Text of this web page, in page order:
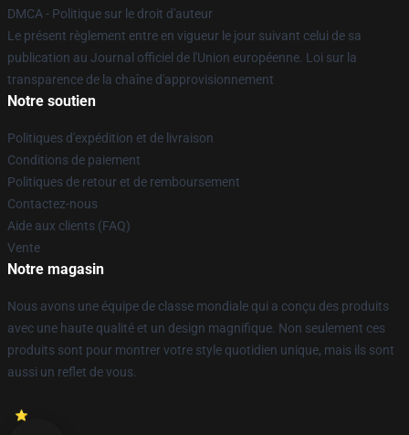
DMCA - Politique sur le droit d'auteur
Le présent règlement entre en vigueur le jour suivant celui de sa
publication au Journal officiel de l'Union européenne. Loi sur la
transparence de la chaîne d'approvisionnement
Notre soutien
Politiques d'expédition et de livraison
Conditions de paiement
Politiques de retour et de remboursement
Contactez-nous
Aide aux clients (FAQ)
Vente
Notre magasin
Nous avons une équipe de classe mondiale qui a conçu des produits
avec une haute qualité et un design magnifique. Non seulement ces
produits sont pour montrer votre style quotidien unique, mais ils sont
aussi un reflet de vous.